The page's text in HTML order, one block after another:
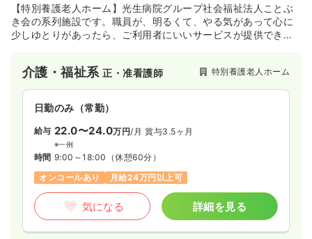
【特別養護老人ホーム】光生病院グループ社会福祉法人ことぶ
き会の系列施設です。職員が、明るくて、やる気があって心に
少しゆとりがあったら、ご利用者にいいサービスが提供できる
え合ったり助け合って職員を育てております。美しい自然に抱
かれた広々したこの緑豊かな環境が、ご利用者が生活された
り、職員が成長していくのに良い環境です。
介護・福祉系正・准看護師 特別養護老人ホーム
日勤のみ（常勤）
給与 22.0〜24.0万円/月 賞与3.5ヶ月
※一例
時間 9:00～18:00 （休憩60分）
オンコールあり
月給24万円以上可
気になる 詳細を見る